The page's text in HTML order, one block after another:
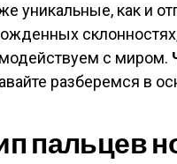
уникальные, как и
с миром.
разберемся в
пальцев